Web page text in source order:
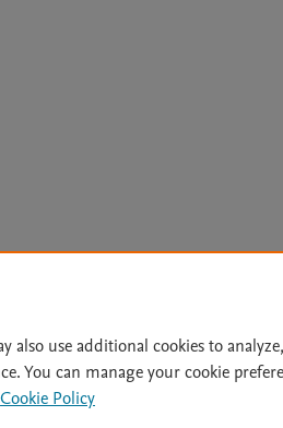
| Archive Policy | File Formats
also use additional cookies to analyze,
You can manage your cookie
Cookie Policy